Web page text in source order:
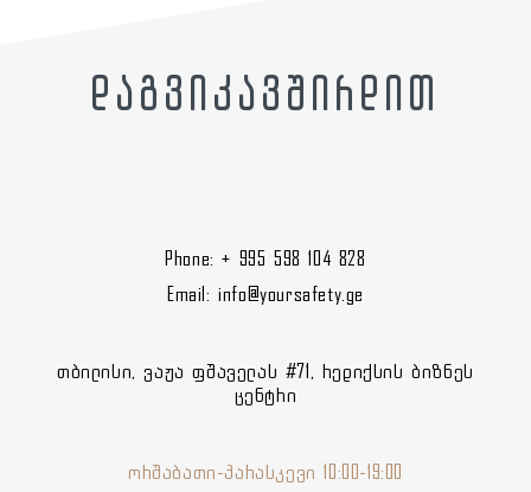
დაგვიკავშირდით
Phone: + 995 598 104 828
Email: info@yoursafety.ge
თბილისი, ვაჟა ფშაველას #71, რედიქსის ბიზნეს
ცენტრი
ორშაბათი-პარასკევი 10:00-19:00